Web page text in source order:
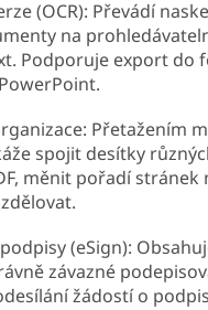
(OCR): Převádí
na
Podporuje export do
Přetažením
spojit desítky
měnit pořadí stránek
(eSign):
závazné
žádostí o